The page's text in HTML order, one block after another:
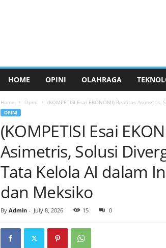
HOME OPINI OLAHRAGA
Home Opini (KOMPETISI Esai EKONOMI) Realitas
OPINI
(KOMPETISI Esai
Asimetris, Solusi
Tata Kelola AI dalam
dan Meksiko
By Admin- July 8, 2026 15 0